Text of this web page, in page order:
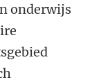
onderwijs